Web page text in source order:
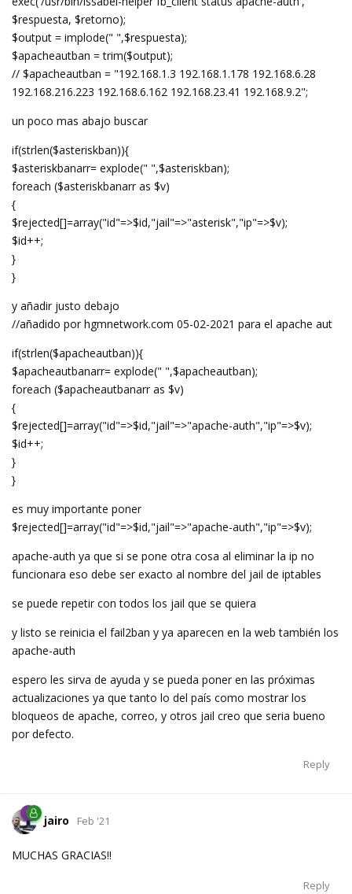
$respuesta, $retorno);
$output = implode(" ",$respuesta);
$apacheautban = trim($output);
// $apacheautban = "192.168.1.3 192.168.1.178 192.168.6.28
192.168.216.223 192.168.6.162 192.168.23.41 192.168.9.2";
un poco mas abajo buscar
if(strlen($asteriskban)){
$asteriskbanarr= explode(" ",$asteriskban);
foreach ($asteriskbanarr as $v)
{
$rejected[]=array("id"=>$id,"jail"=>"asterisk","ip"=>$v);
$id++;
}
}
y añadir justo debajo
//añadido por hgmnetwork.com 05-02-2021 para el apache aut
if(strlen($apacheautban)){
$apacheautbanarr= explode(" ",$apacheautban);
foreach ($apacheautbanarr as $v)
{
$rejected[]=array("id"=>$id,"jail"=>"apache-auth","ip"=>$v);
$id++;
}
}
es muy importante poner
$rejected[]=array("id"=>$id,"jail"=>"apache-auth","ip"=>$v);
apache-auth ya que si se pone otra cosa al eliminar la ip no
funcionara eso debe ser exacto al nombre del jail de iptables
se puede repetir con todos los jail que se quiera
y listo se reinicia el fail2ban y ya aparecen en la web también los
apache-auth
espero les sirva de ayuda y se pueda poner en las próximas
actualizaciones ya que tanto lo del país como mostrar los
bloqueos de apache, correo, y otros jail creo que seria bueno
por defecto.
Reply
jairo Feb '21
MUCHAS GRACIAS!!
Reply